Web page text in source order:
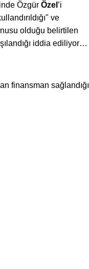
Özgür Özel ’i
ve
olduğu belirtilen
iddia ediliyor…
finansman sağlandığı